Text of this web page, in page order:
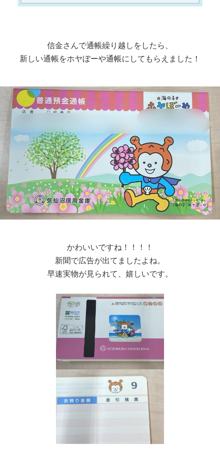
信金さんで通帳繰り越しをしたら、
新しい通帳をホヤぼーや通帳にしてもらえました！
かわいいですね！！！！
新聞で広告が出てましたよね。
早速実物が見られて、嬉しいです。